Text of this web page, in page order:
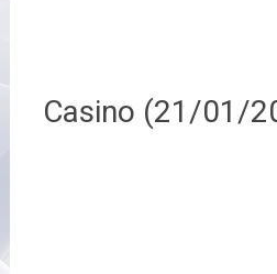
Casino (21/01/